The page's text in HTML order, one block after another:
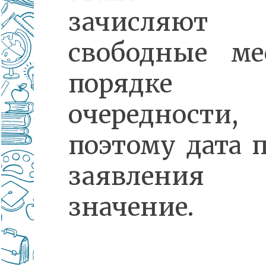
свободные
порядке
очередности,
поэтому дата
заявления
значение.